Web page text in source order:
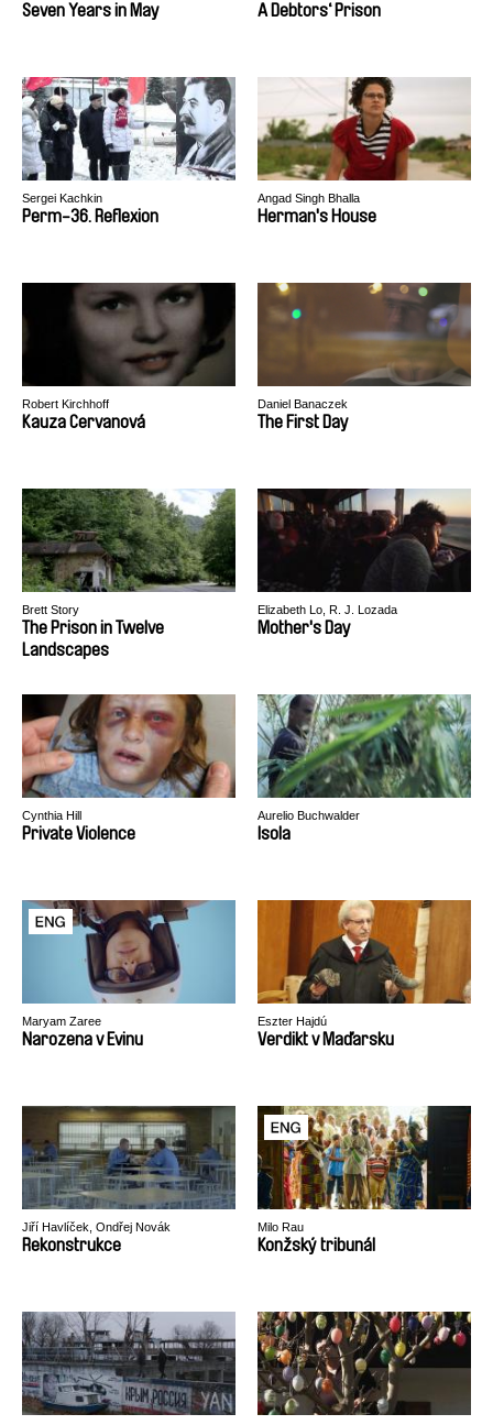
Seven Years in May A Debtors‘ Prison
Sergei Kachkin
Perm-36. Reflexion
Angad Singh Bhalla
Herman's House
Robert Kirchhoff
Kauza Cervanová
Daniel Banaczek
The First Day
Brett Story
The Prison in Twelve
Landscapes
Elizabeth Lo, R. J. Lozada
Mother's Day
Cynthia Hill
Private Violence
Aurelio Buchwalder
Isola
Maryam Zaree
Narozena v Evinu
Eszter Hajdú
Verdikt v Maďarsku
Jiří Havlíček, Ondřej Novák
Rekonstrukce
Milo Rau
Konžský tribunál